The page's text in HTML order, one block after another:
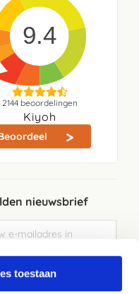
toestaan
9.4
2144beoordelingen
Kiyoh
nieuwsbrief